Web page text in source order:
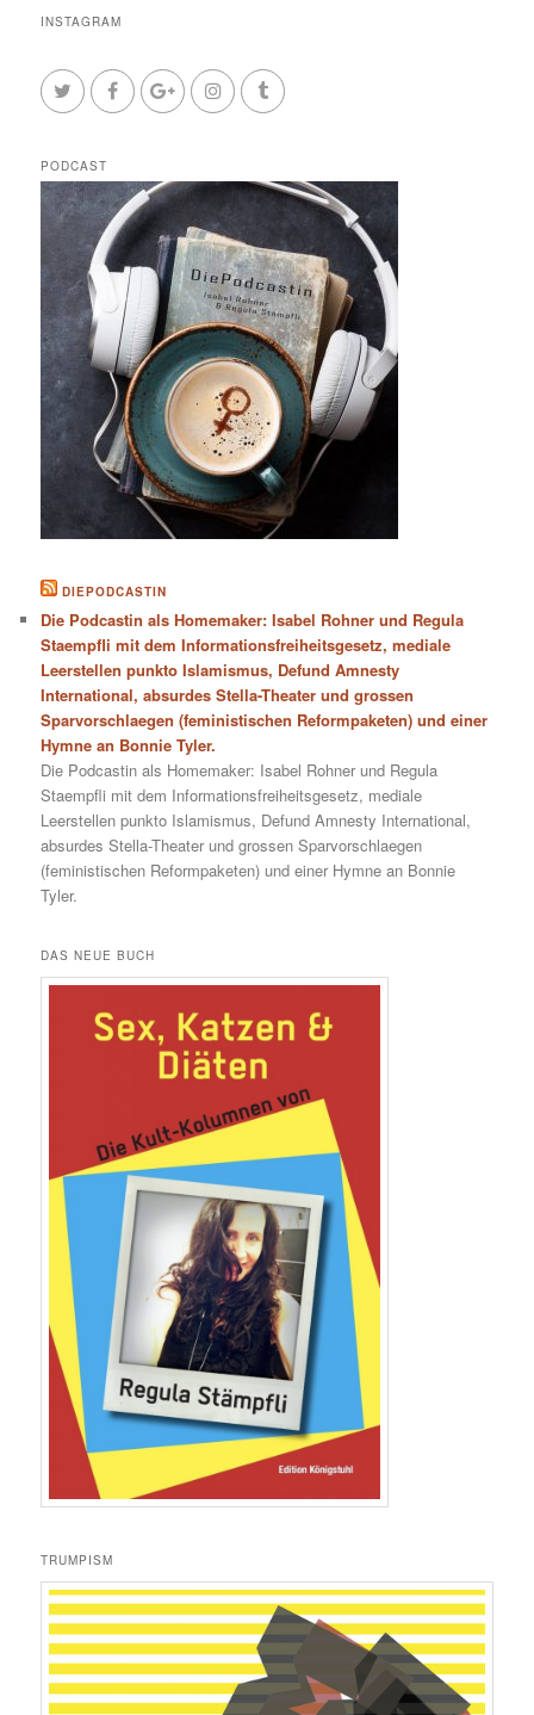
INSTAGRAM
PODCAST
DIEPODCASTIN
Die Podcastin als Homemaker: Isabel Rohner und Regula
Staempfli mit dem Informationsfreiheitsgesetz, mediale
Leerstellen punkto Islamismus, Defund Amnesty
International, absurdes Stella-Theater und grossen
Sparvorschlaegen (feministischen Reformpaketen) und einer
Hymne an Bonnie Tyler.
Die Podcastin als Homemaker: Isabel Rohner und Regula
Staempfli mit dem Informationsfreiheitsgesetz, mediale
Leerstellen punkto Islamismus, Defund Amnesty International,
absurdes Stella-Theater und grossen Sparvorschlaegen
(feministischen Reformpaketen) und einer Hymne an Bonnie
Tyler.
DAS NEUE BUCH
TRUMPISM